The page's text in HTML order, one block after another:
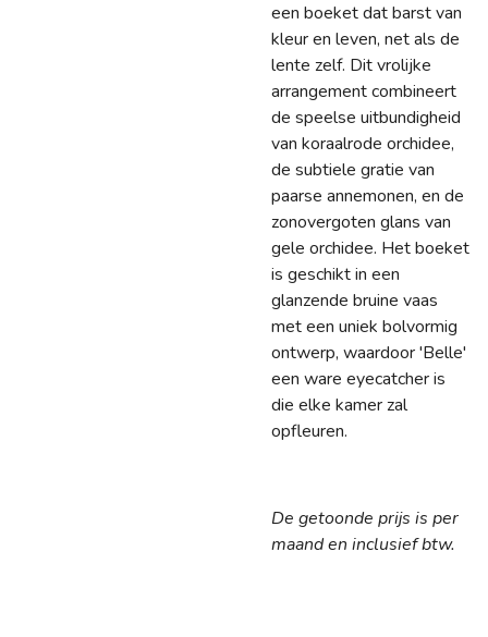
een boeket dat barst van
kleur en leven, net als de
lente zelf. Dit vrolijke
arrangement combineert
de speelse uitbundigheid
van koraalrode orchidee,
de subtiele gratie van
paarse annemonen, en de
zonovergoten glans van
gele orchidee. Het boeket
is geschikt in een
glanzende bruine vaas
met een uniek bolvormig
ontwerp, waardoor 'Belle'
een ware eyecatcher is
die elke kamer zal
opfleuren.
De getoonde prijs is per
maand en inclusief btw.